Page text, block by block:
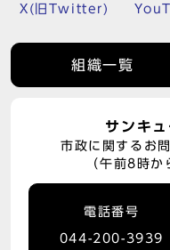
X(旧Twitter)
組織一覧
サンキ
市政に関するお
（午前8時
電話番号
044-200-3939